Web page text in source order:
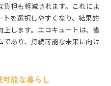
担も軽減されます。これによ
トを選択しやすくなり、結果的
上します。エコキュートは、省
であり、持続可能な未来に向け
能な暮らし